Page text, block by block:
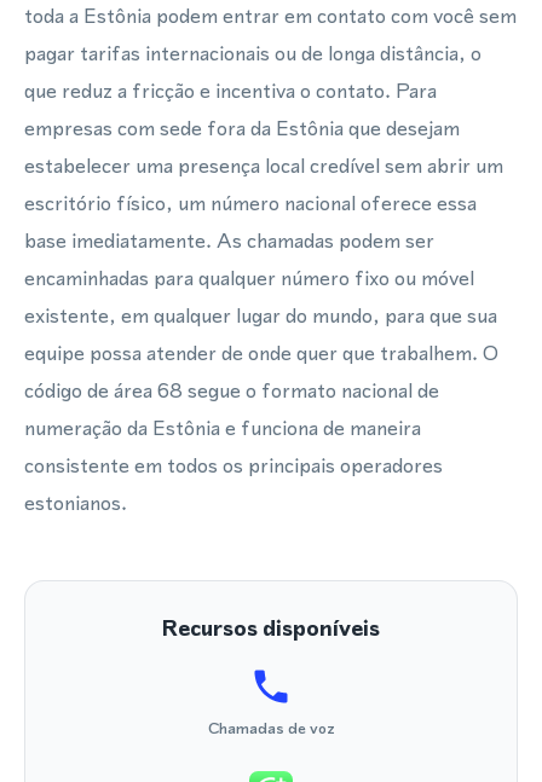
toda a Estônia podem entrar em contato com você sem
pagar tarifas internacionais ou de longa distância, o
que reduz a fricção e incentiva o contato. Para
empresas com sede fora da Estônia que desejam
estabelecer uma presença local credível sem abrir um
escritório físico, um número nacional oferece essa
base imediatamente. As chamadas podem ser
encaminhadas para qualquer número fixo ou móvel
existente, em qualquer lugar do mundo, para que sua
equipe possa atender de onde quer que trabalhem. O
código de área 68 segue o formato nacional de
numeração da Estônia e funciona de maneira
consistente em todos os principais operadores
estonianos.
Recursos disponíveis
Chamadas de voz